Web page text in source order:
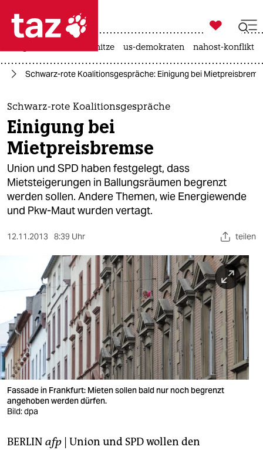
 taz zahl ich
taz zahl ich
themen
politik
öko
gesellschaft
kultur
sport
nord
wahrheit
verlag
verlag
veranstaltungen
shop
fragen & hilfe

taz zahl ich
hitze us-demokraten nahost-konflikt
Schwarz-rote Koalitionsgespräche: Einigung bei
Schwarz-rote Koalitionsgespräche
Einigung bei
Mietpreisbremse
Union und SPD haben festgelegt, dass
Mietsteigerungen in Ballungsräumen begrenzt
werden sollen. Andere Themen, wie Energiewende
und Pkw-Maut wurden vertagt.
12.11.2013 8:39 Uhr teilen
Fassade in Frankfurt: Mieten sollen bald nur noch begrenzt
angehoben werden dürfen.
Bild: dpa
BERLIN afp | Union und SPD wollen den